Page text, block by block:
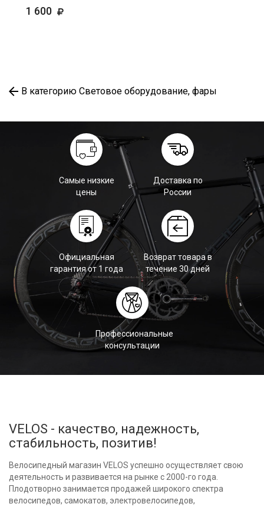
1 600
В категорию Световое оборудование, фары
Самые низкие
цены
Доставка по
России
Официальная
гарантия от 1 года
Возврат товара в
течение 30 дней
Профессиональные
консультации
VELOS - качество, надежность,
стабильность, позитив!
Велосипедный магазин VELOS успешно осуществляет свою
деятельность и развивается на рынке с 2000-го года.
Плодотворно занимается продажей широкого спектра
велосипедов, самокатов, электровелосипедов,